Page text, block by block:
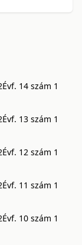
Évf. 14 szám 1
Évf. 13 szám 1
Évf. 12 szám 1
Évf. 11 szám 1
Évf. 10 szám 1